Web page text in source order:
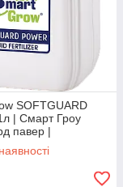
SOFTGUARD
| Смарт Гроу
павер |
имунорегулятор